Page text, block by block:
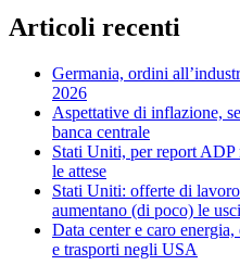
Articoli recenti
Germania, ordini
2026
Aspettative di inflazione,
banca centrale
Stati Uniti, per report
le attese
Stati Uniti: offerte di
aumentano (di poco) le
Data center e caro
e trasporti negli USA